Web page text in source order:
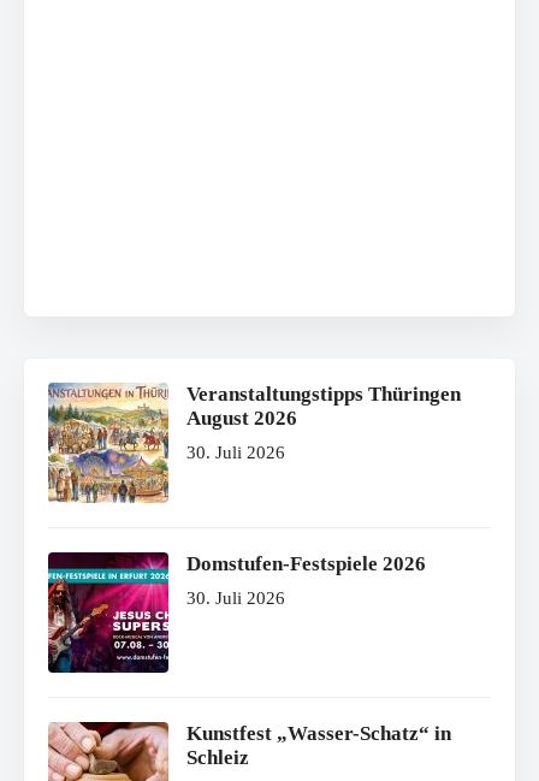
Veranstaltungstipps Thüringen
August 2026
30. Juli 2026
Domstufen-Festspiele 2026
30. Juli 2026
Kunstfest „Wasser-Schatz“ in
Schleiz